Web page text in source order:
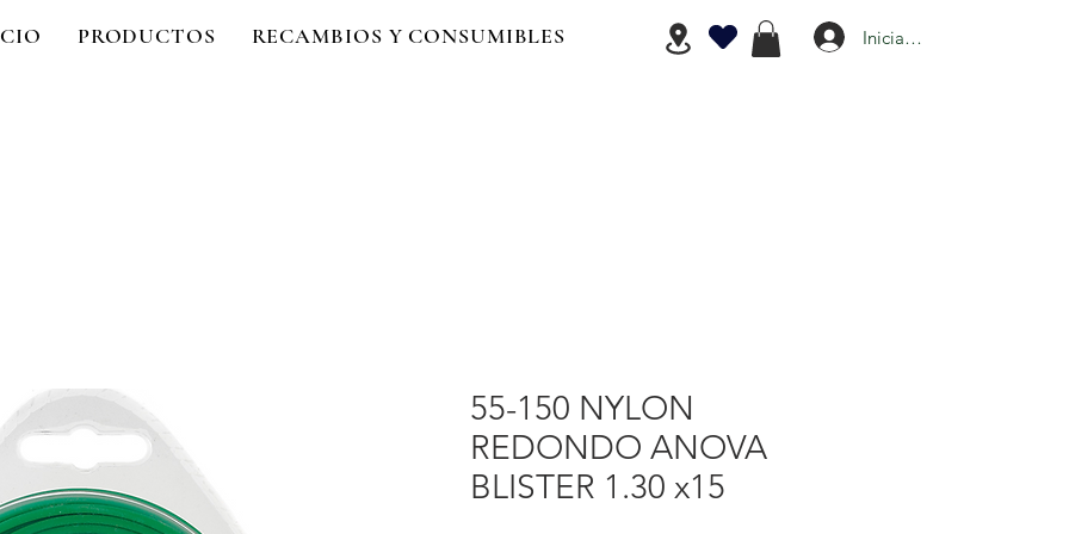
PRODUCTOS RECAMBIOS Y CONSUMIBLES Iniciar Sesión
55-150 NYLON
REDONDO ANOVA
BLISTER 1.30 x15